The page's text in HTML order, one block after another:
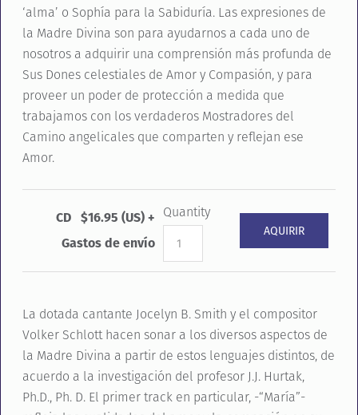
‘alma’ o Sophía para la Sabiduría. Las expresiones de
la Madre Divina son para ayudarnos a cada uno de
nosotros a adquirir una comprensión más profunda de
Sus Dones celestiales de Amor y Compasión, y para
proveer un poder de protección a medida que
trabajamos con los verdaderos Mostradores del
Camino angelicales que comparten y reflejan ese
Amor.
CD $16.95 (US) +
Gastos de envío
Quantity
La dotada cantante Jocelyn B. Smith y el compositor
Volker Schlott hacen sonar a los diversos aspectos de
la Madre Divina a partir de estos lenguajes distintos, de
acuerdo a la investigación del profesor J.J. Hurtak,
Ph.D., Ph. D. El primer track en particular, -“María”-